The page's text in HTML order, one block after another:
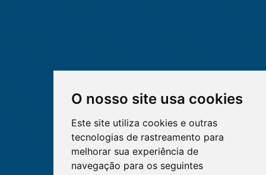
O nosso site usa cookies
Este site utiliza cookies e outras
tecnologias de rastreamento para
melhorar sua experiência de
navegação para os seguintes